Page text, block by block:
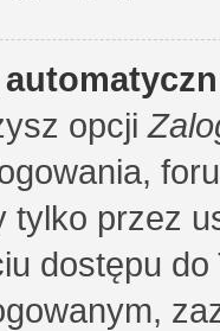
opcji
tylko przez
dostępu